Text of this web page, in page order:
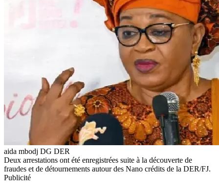
aida mbodj DG DER
Deux arrestations ont été enregistrées suite à la découverte de
fraudes et de détournements autour des Nano crédits de la DER/FJ.
Publicité